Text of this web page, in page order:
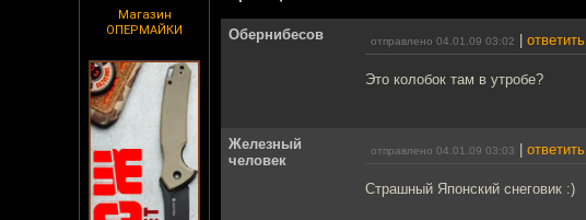
Магазин
ОПЕРМАЙКИ
Обернибесов отправлено 04.01.09 03:02 ответить
Это колобок там в утробе?
Железный
человек
отправлено 04.01.09 03:03 ответить
Страшный Японский снеговик :)